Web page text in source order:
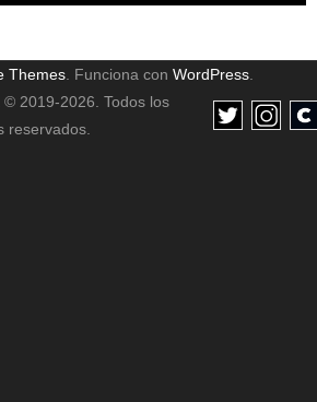
Themes. Funciona con WordPress.
2019-2026. Todos los
reservados.